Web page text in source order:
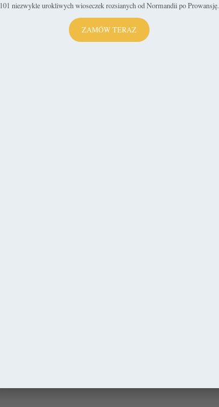
101 niezwykle urokliwych wioseczek rozsianych od Normandii po Prowansję.
ZAMÓW TERAZ